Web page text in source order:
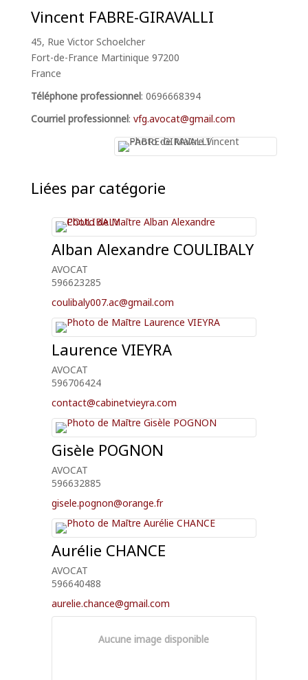
Vincent FABRE-GIRAVALLI
45, Rue Victor Schoelcher
Fort-de-France Martinique 97200
France
Téléphone professionnel: 0696668394
Courriel professionnel: vfg.avocat@gmail.com
Liées par catégorie
Alban Alexandre COULIBALY
AVOCAT
596623285
coulibaly007.ac@gmail.com
LaurenceVIEYRA
AVOCAT
596706424
contact@cabinetvieyra.com
Gisèle POGNON
AVOCAT
596632885
gisele.pognon@orange.fr
Aurélie CHANCE
AVOCAT
596640488
aurelie.chance@gmail.com
Aucune image disponible